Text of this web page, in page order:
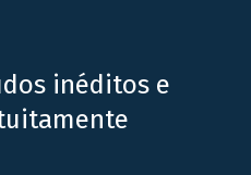
inéditos e